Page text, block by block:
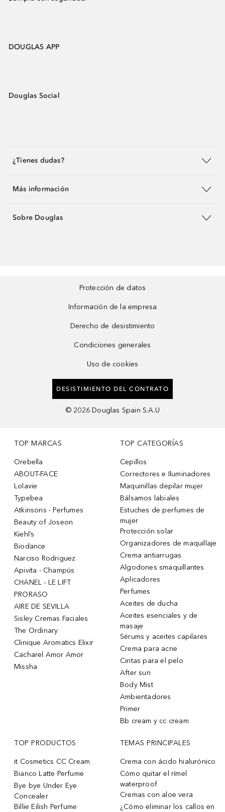
DOUGLAS APP
Douglas Social
¿Tienes dudas?
Más información
Sobre Douglas
Protección de datos
Información de la empresa
Derecho de desistimiento
Condiciones generales
Uso de cookies
DESISTIMIENTO DEL CONTRATO
© 2026 Douglas Spain S.A.U
TOP MARCAS
Orebella
ABOUT-FACE
Lolavie
Typebea
Atkinsons - Perfumes
Beauty of Joseon
Kiehl’s
Biodance
Narciso Rodriguez
Apivita - Champús
CHANEL - LE LIFT
PRORASO
AIRE DE SEVILLA
Sisley Cremas Faciales
The Ordinary
Clinique Aromatics Elixir
Cacharel Amor Amor
Missha
TOP CATEGORÍAS
Cepillos
Correctores e Iluminadores
Maquinillas depilar mujer
Bálsamos labiales
Estuches de perfumes de
mujer
Protección solar
Organizadores de maquillaje
Crema antiarrugas
Algodones smaquillantes
Aplicadores
Perfumes
Aceites de ducha
Aceites esenciales y de
masaje
Sérums y aceites capilares
Crema para acne
Cintas para el pelo
After sun
Body Mist
Ambientadores
Primer
Bb cream y cc cream
TOP PRODUCTOS
it Cosmetics CC Cream
Bianco Latte Perfume
Bye bye Under Eye
Concealer
Billie Eilish Perfume
TEMAS PRINCIPALES
Crema con ácido hialurónico
Cómo quitar el rímel
waterproof
Cremas con aloe vera
¿Cómo eliminar los callos en